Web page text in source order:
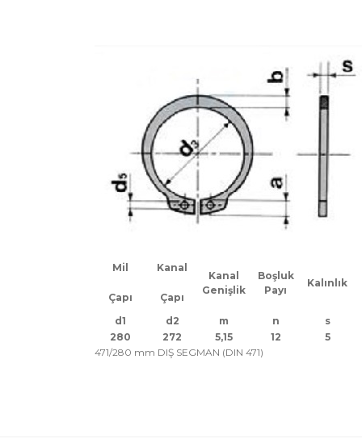
Mil Kanal
Kanal
Genişlik
Boşluk
Payı
Kalınlık
Çapı
Çapı
d1
d2 m n
s
280
272 5,15 12
5
471/280 mm DIŞ SEGMAN (DIN 471)